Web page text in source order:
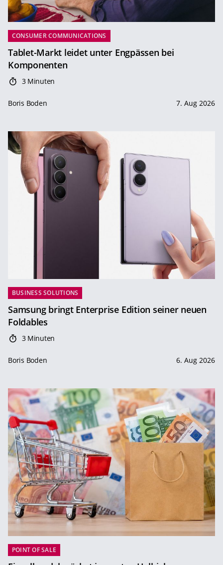
CONSUMER COMMUNICATIONS
Tablet-Markt leidet unter Engpässen bei
Komponenten
3 Minuten
Boris Boden 7. Aug 2026
BUSINESS SOLUTIONS
Samsung bringt Enterprise Edition seiner neuen
Foldables
3 Minuten
Boris Boden 6. Aug 2026
POINT OF SALE